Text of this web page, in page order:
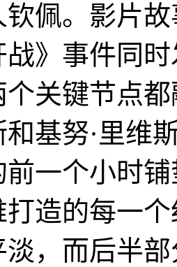
钦佩。影片
战》事件同
个关键节点
和基努·里维
前一个小时
打造的每一
淡，而后半